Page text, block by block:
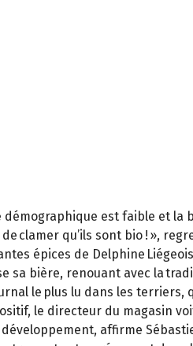
est faible et la
clamer qu’ils sont bio ! »,
épices de Delphine
sa bière, renouant avec la
le plus lu dans les terriers,
le directeur du magasin
affirme